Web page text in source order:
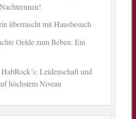
überrascht mit Hausbesuch
Oelde zum Beben: Ein
Leidenschaft und
höchstem Niveau